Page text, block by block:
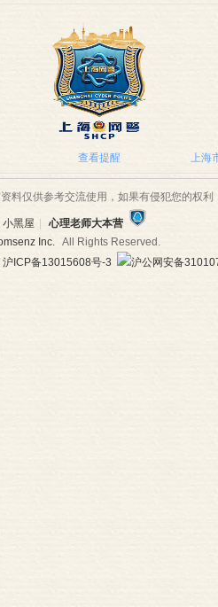
查看提醒 上海
料仅供参考交流使用，如果有侵犯您的权
小黑屋
心理老师大本营
Inc.All Rights Reserved.
沪ICP备13015608号-3 沪公网安备